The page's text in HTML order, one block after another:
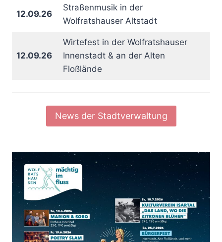
12.09.26
Straßenmusik in der
Wolfratshauser Altstadt
12.09.26
Wirtefest in der Wolfratshauser
Innenstadt & an der Alten
Floßlände
News der Stadtverwaltung